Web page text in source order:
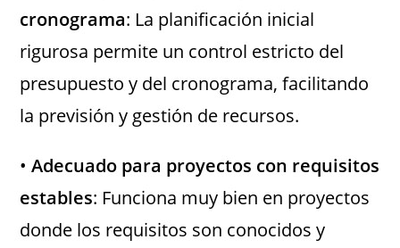
cronograma: La planificación inicial
rigurosa permite un control estricto del
presupuesto y del cronograma, facilitando
la previsión y gestión de recursos.
•Adecuado para proyectos con requisitos
estables: Funciona muy bien en proyectos
donde los requisitos son conocidos y